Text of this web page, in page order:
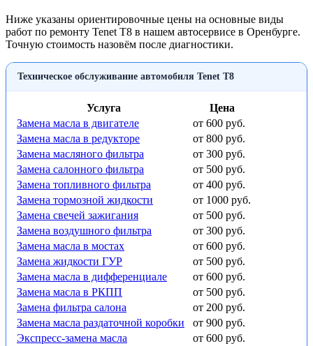
Ниже указаны ориентировочные цены на основные виды
работ по ремонту Tenet T8 в нашем автосервисе в Оренбурге.
Точную стоимость назовём после диагностики.
Техническое обслуживание автомобиля Tenet T8
Услуга
Цена
Замена масла в двигателе
от 600 руб.
Замена масла в редукторе
от 800 руб.
Замена масляного фильтра
от 300 руб.
Замена салонного фильтра
от 500 руб.
Замена топливного фильтра
от 400 руб.
Замена тормозной жидкости
от 1000 руб.
Замена свечей зажигания
от 500 руб.
Замена воздушного фильтра
от 300 руб.
Замена масла в мостах
от 600 руб.
Замена жидкости ГУР
от 500 руб.
Замена масла в дифференциале
от 600 руб.
Замена масла в РКПП
от 500 руб.
Замена фильтра салона
от 200 руб.
Замена масла раздаточной коробки
от 900 руб.
Экспресс-замена масла
от 600 руб.